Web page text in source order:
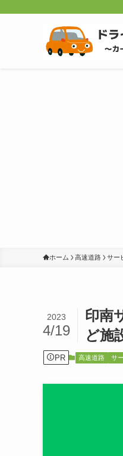
ホーム 高速道路 サー
印南
ど施
2023
4/19
PR 高速道路 サ